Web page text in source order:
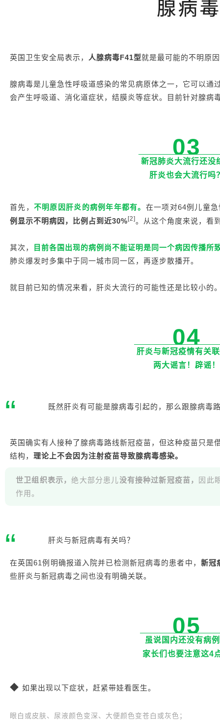
英国卫生安全局表示， 人腺病毒F41型就是最可能的不明原
腺病毒是儿童急性呼吸道感染的常见病原体之一，它可以通
会产生呼吸道、消化道症状，结膜炎等症状。目前针对腺病
03
新冠肺炎大流行还没
肝炎也会大流行吗
首先， 不明原因肝炎的病例年年都有。 在一项对64例儿童
例显示不明病因，比例占到近30%[2]。从这个角度来说，看
其次，
目前各国出现的病例尚不能证明是同一个病因传播所
肺炎爆发时多集中于同一城市同一区，再逐步散播开。
就目前已知的情况来看，肝炎大流行的可能性还是比较小的
04
肝炎与新冠疫情有关
两大谣言！辟谣！
“ 既然肝炎有可能是腺病毒引起的，那么跟腺病毒
英国确实有人接种了腺病毒路线新冠疫苗，但这种疫苗只是
结构， 理论上不会因为注射疫苗导致腺病毒感染。
世卫组织表示，绝大部分患儿没有接种过新冠疫苗， 因此
作用。
“ 肝炎与新冠病毒有关吗？
在英国61例明确报道入院并已检测新冠病毒的患者中， 新冠
些肝炎与新冠病毒之间也没有明确关联。
05
虽说国内还没有病
家长们也要注意这4
◆ 如果出现以下症状，赶紧带娃看医生。
眼白或皮肤、尿液颜色变深、大便颜色变苍白或灰色；